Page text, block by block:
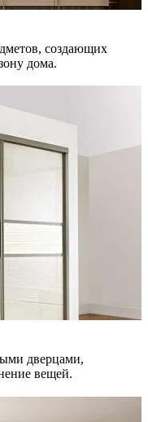
создающих
дома.
дверцами,
вещей.